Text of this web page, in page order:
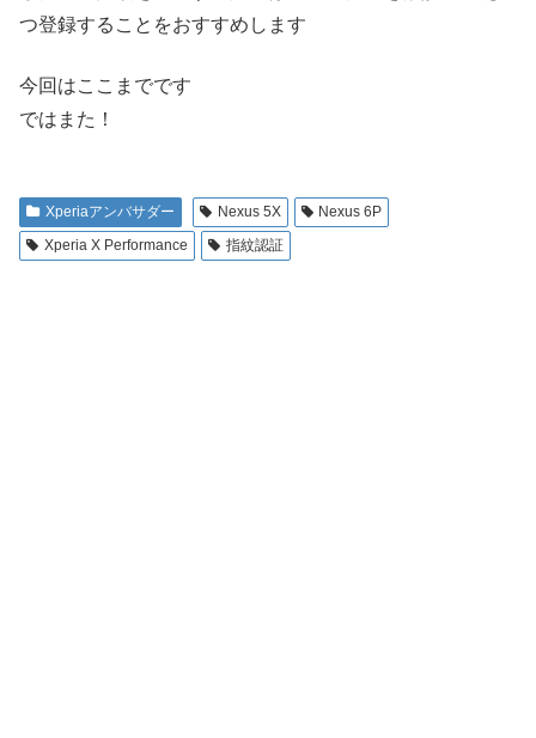
つ登録することをおすすめします
今回はここまでです
ではまた！
Xperiaアンバサダー Nexus 5X
Nexus 6P
Xperia X Performance
指紋認証